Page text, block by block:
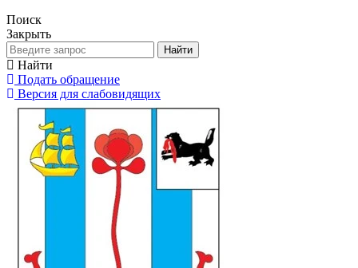
Поиск
Закрыть
Найти
Найти
Подать обращение
Версия для слабовидящих